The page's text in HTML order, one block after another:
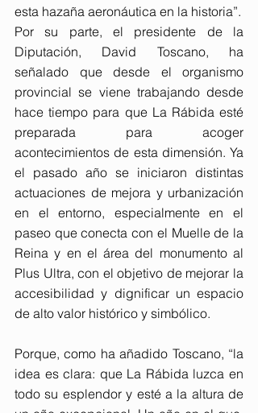
esta hazaña aeronáutica en la historia”.
Por su parte, el presidente de la
Diputación, David Toscano, ha
señalado que desde el organismo
provincial se viene trabajando desde
hace tiempo para que La Rábida esté
preparada para acoger
acontecimientos de esta dimensión. Ya
el pasado año se iniciaron distintas
actuaciones de mejora y urbanización
en el entorno, especialmente en el
paseo que conecta con el Muelle de la
Reina y en el área del monumento al
Plus Ultra, con el objetivo de mejorar la
accesibilidad y dignificar un espacio
de alto valor histórico y simbólico.
Porque, como ha añadido Toscano, “la
idea es clara: que La Rábida luzca en
todo su esplendor y esté a la altura de